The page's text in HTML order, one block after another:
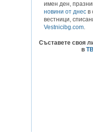
имен ден,
новини от днес в
вестници,
Vestnicibg.com.
Съставете своя
в